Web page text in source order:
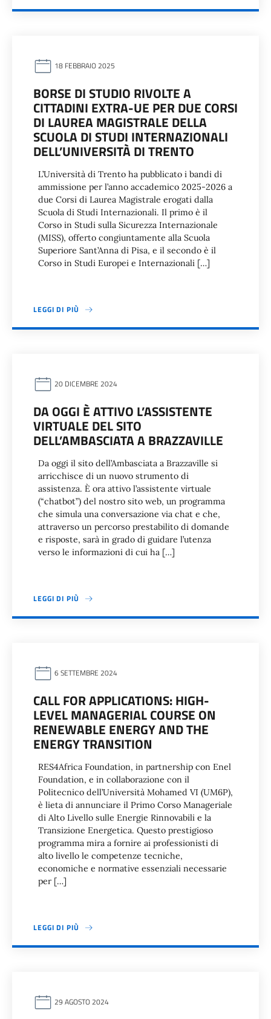
18 FEBBRAIO 2025
BORSE DI STUDIO RIVOLTE A
CITTADINI EXTRA-UE PER DUE CORSI
DI LAUREA MAGISTRALE DELLA
SCUOLA DI STUDI INTERNAZIONALI
DELL’UNIVERSITÀ DI TRENTO
L’Università di Trento ha pubblicato i bandi di
ammissione per l’anno accademico 2025-2026 a
due Corsi di Laurea Magistrale erogati dalla
Scuola di Studi Internazionali. Il primo è il
Corso in Studi sulla Sicurezza Internazionale
(MISS), offerto congiuntamente alla Scuola
Superiore Sant’Anna di Pisa, e il secondo è il
Corso in Studi Europei e Internazionali […]
LEGGI DI PIÙ
20 DICEMBRE 2024
DA OGGI È ATTIVO L’ASSISTENTE
VIRTUALE DEL SITO
DELL’AMBASCIATA A BRAZZAVILLE
Da oggi il sito dell’Ambasciata a Brazzaville si
arricchisce di un nuovo strumento di
assistenza. È ora attivo l’assistente virtuale
(“chatbot”) del nostro sito web, un programma
che simula una conversazione via chat e che,
attraverso un percorso prestabilito di domande
e risposte, sarà in grado di guidare l’utenza
verso le informazioni di cui ha […]
LEGGI DI PIÙ
6 SETTEMBRE 2024
CALL FOR APPLICATIONS: HIGH-
LEVEL MANAGERIAL COURSE ON
RENEWABLE ENERGY AND THE
ENERGY TRANSITION
RES4Africa Foundation, in partnership con Enel
Foundation, e in collaborazione con il
Politecnico dell’Università Mohamed VI (UM6P),
è lieta di annunciare il Primo Corso Manageriale
di Alto Livello sulle Energie Rinnovabili e la
Transizione Energetica. Questo prestigioso
programma mira a fornire ai professionisti di
alto livello le competenze tecniche,
economiche e normative essenziali necessarie
per […]
LEGGI DI PIÙ
29 AGOSTO 2024